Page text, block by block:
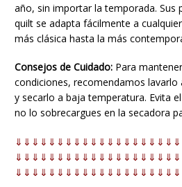
año, sin importar la temporada. Sus
quilt se adapta fácilmente a
más clásica hasta la más
Consejos de Cuidado:Para
condiciones, recomendamos lavarlo
y secarlo a baja temperatura. Evita
no lo sobrecargues en la secadora